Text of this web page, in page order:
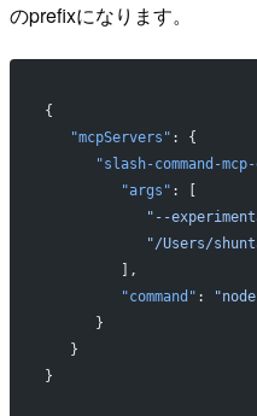
のprefixになります。
{
   "mcpServers"
: {
"slash-command-
         "args"
: [
"--
"/Users/
         ],
         "command"
:
      }
   }
}